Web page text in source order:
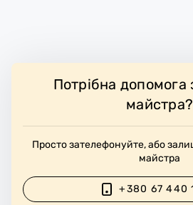
Потрібна допомога
майстра?
Просто зателефонуйте, або
майстра
+380 67 440